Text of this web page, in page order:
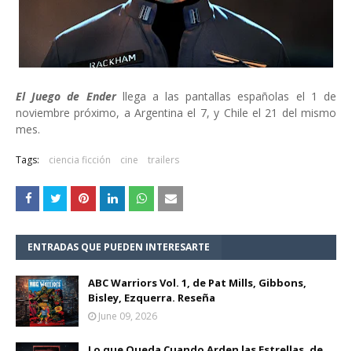
El Juego de Ender llega a las pantallas españolas el 1 de
noviembre próximo, a Argentina el 7, y Chile el 21 del mismo
mes.
Tags: ciencia ficción cine trailers
ENTRADAS QUE PUEDEN INTERESARTE
ABC Warriors Vol. 1, de Pat Mills, Gibbons,
Bisley, Ezquerra. Reseña
June 09, 2026